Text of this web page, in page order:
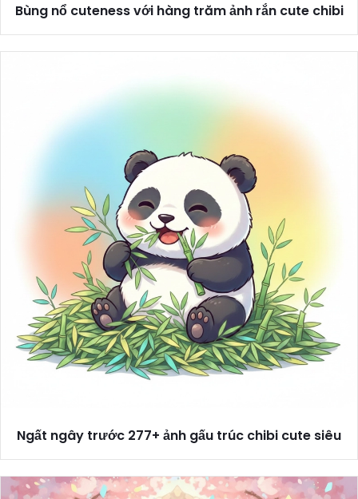
Bùng nổ cuteness với hàng trăm ảnh rắn cute chibi
Ngất ngây trước 277+ ảnh gấu trúc chibi cute siêu